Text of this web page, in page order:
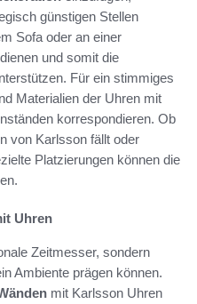
günstigen Stellen
Sofa oder an einer
und somit die
Für ein stimmiges
Materialien der Uhren mit
korrespondieren. Ob
von Karlsson fällt oder
Platzierungen können die
Uhren
Zeitmesser, sondern
Ambiente prägen können.
mit Karlsson Uhren